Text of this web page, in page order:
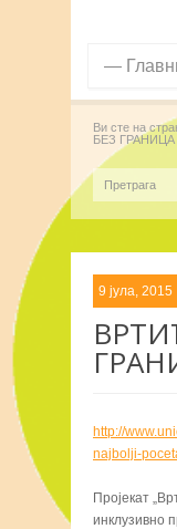
Ви сте на
БЕЗ ГРАНИЦА
9 јула, 2015
http://
najbolji-
Пројекат
инклузивно